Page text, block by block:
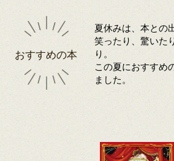
おすすめの本
夏休みは、本との
笑ったり、驚いた
り。
この夏におすすめ
ました。